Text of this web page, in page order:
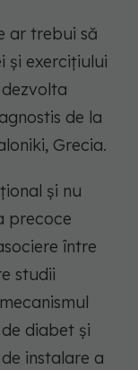
ar trebui să
și exercițiului
de la
Grecia.
și nu
precoce
între
studii
diabet și
instalare a